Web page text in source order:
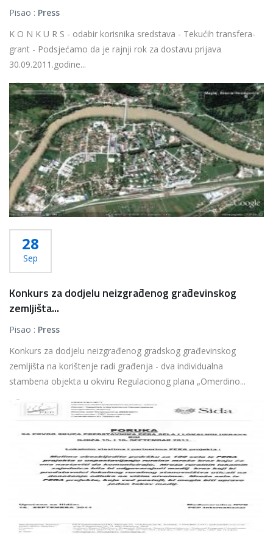
Pisao : Press
K O N K U R S - odabir korisnika sredstava - Tekućih transfera-
grant - Podsjećamo da je rajnji rok za dostavu prijava
30.09.2011.godine...
Više...
28
Sep
Konkurs za dodjelu neizgrađenog građevinskog
zemljišta...
Pisao : Press
Konkurs za dodjelu neizgrađenog gradskog građevinskog
zemljišta na korištenje radi građenja - dva individualna
stambena objekta u okviru Regulacionog plana „Omerdino...
Više...